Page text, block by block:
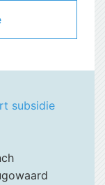
subsidie